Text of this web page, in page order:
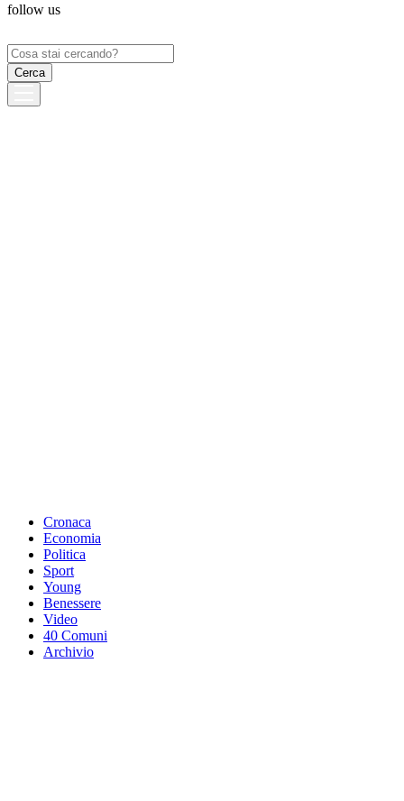
follow us
Ricerca
per:
Cronaca
Economia
Politica
Sport
Young
Benessere
Video
40 Comuni
Archivio